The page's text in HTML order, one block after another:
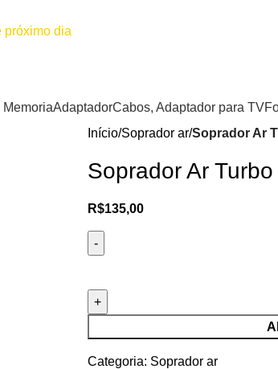
próximo dia
AdaptadorCabos, Adaptador para TV
Início Soprador ar Soprador Ar
Soprador Ar
R$135,00
Categoria: Soprador ar